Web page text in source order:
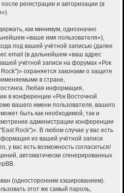
регистрации и авторизации (в
как минимум, однозначно
«ваше имя пользователя»),
под вашей учётной записью (далее
email (в дальнейшем «ваш адрес
учётной записи на форумах «Рок
охраняется законами о защите
в стране,
Любая информация,
в конференции «Рок Восточной
вашего имени пользователя, вашего
быть как необходимой, так и
администрации конференции
Rock")». В любом случае у вас есть
из вашей учётной записи
у вас есть возможность согласиться/
автоматически сгенерированных
(односторонним хэшированием).
этот же самый пароль,